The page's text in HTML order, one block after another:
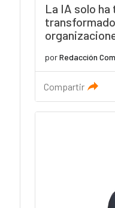
La IA solo
porRedacción
Compartir